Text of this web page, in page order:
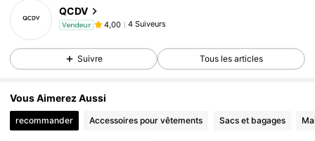
QCDV
Vendeur 4,00 4 Suiveurs
Suivre Tous les articles
Vous Aimerez Aussi
recommander Accessoires pour vêtements Sacs et bagages